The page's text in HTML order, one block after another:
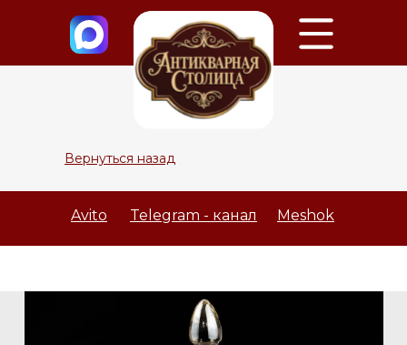
Вернуться назад
Meshok
Avito Telegram - канал